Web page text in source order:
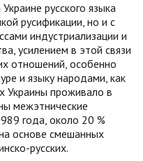
русского языка
русификации, но и с
индустриализации и
усилением в этой связи
отношений, особенно
и языку народами, как
Украины проживало в
межэтнические
года, около 20 %
основе смешанных
русских.